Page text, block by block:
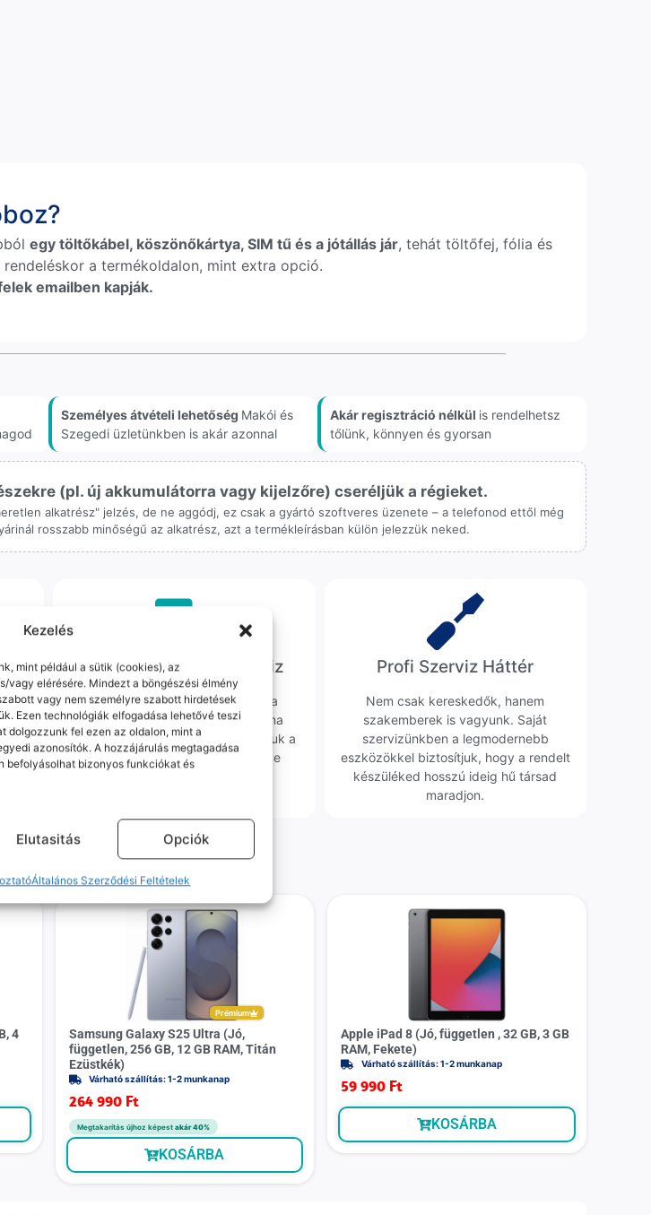
Kezelés
mint például a sütik (cookies), az
vagy elérésére. Mindezt a böngészési élmény
vagy nem személyre szabott hirdetések
Ezen technológiák elfogadása lehetővé teszi
dolgozzunk fel ezen az oldalon, mint a
azonosítók. A hozzájárulás megtagadása
befolyásolhat bizonyos funkciókat és
Elutasitás Opciók
Általános Szerződési Feltételek
egy töltőkábel, köszönőkártya, SIM tű és a jótállás jár, tehát töltőfej, fólia és
a termékoldalon, mint extra opció.
emailben kapják.
Személyes átvételi lehetőség Makói és
Szegedi üzletünkben is akár azonnal
Akár regisztráció nélkül is rendelhetsz
tőlünk, könnyen és gyorsan
(pl. új akkumulátorra vagy kijelzőre) cseréljük a régieket.
alkatrész" jelzés, de ne aggódj, ez csak a gyártó szoftveres üzenete – a telefonod ettől még
rosszabb minőségű az alkatrész, azt a termékleírásban külön jelezzük neked.
Ingyenes Futár & Szerviz
Ha messze laksz, mi megyünk a
készülékért. Garanciális probléma
esetén küldjük a futárt, bevizsgáljuk a
telefont, és javítva vagy cserélve
küldjük vissza – neked ez 0 Ft
Profi Szerviz Háttér
Nem csak kereskedők, hanem
szakemberek is vagyunk. Saját
szervizünkben a legmodernebb
eszközökkel biztosítjuk, hogy a rendelt
készüléked hosszú ideig hű társad
maradjon.
is megnézték
4
Prémium
Samsung Galaxy S25 Ultra (Jó,
független, 256 GB, 12 GB RAM, Titán
Ezüstkék)
Várható szállítás: 1-2 munkanap
264 990 Ft
Megtakarítás újhoz képest akár 40%
KOSÁRBA
Apple iPad 8 (Jó, független , 32 GB, 3 GB
RAM, Fekete)
Várható szállítás: 1-2 munkanap
59 990 Ft
KOSÁRBA